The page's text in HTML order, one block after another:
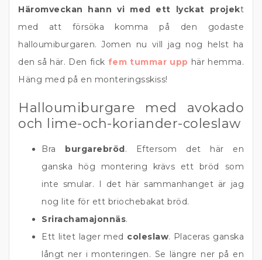
Häromveckan hann vi med ett lyckat projekt
med att försöka komma på den godaste
halloumiburgaren. Jomen nu vill jag nog helst ha
den så här. Den fick fem tummar upp här hemma.
Häng med på en monteringsskiss!
Halloumiburgare med avokado
och lime-och-koriander-coleslaw
Bra burgarebröd. Eftersom det här en
ganska hög montering krävs ett bröd som
inte smular. I det här sammanhanget är jag
nog lite för ett briochebakat bröd.
Srirachamajonnäs.
Ett litet lager med coleslaw. Placeras ganska
långt ner i monteringen. Se längre ner på en